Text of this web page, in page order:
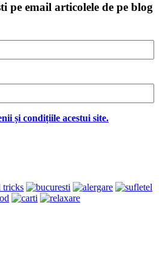
pe email articolele de pe blog
și condițiile acestui site.